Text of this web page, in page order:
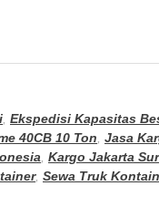
, Ekspedisi Kapasitas
40CB 10 Ton, Jasa
, Kargo Jakarta
, Sewa Truk